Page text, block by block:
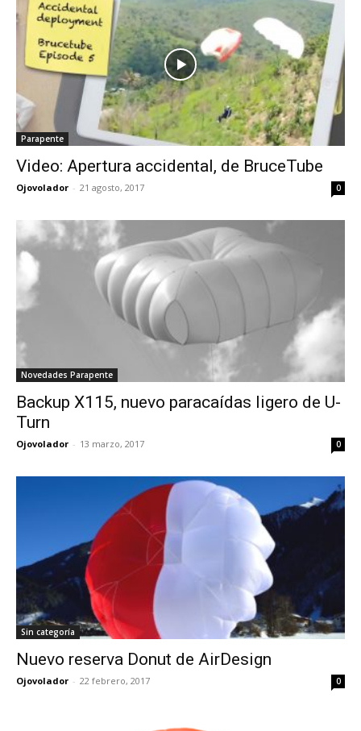
Parapente
Video: Apertura accidental, de BruceTube
Ojovolador - 21 agosto, 2017 0
Novedades Parapente
Backup X115, nuevo paracaídas ligero de U-
Turn
Ojovolador - 13 marzo, 2017 0
Sin categoría
Nuevo reserva Donut de AirDesign
Ojovolador - 22 febrero, 2017 0